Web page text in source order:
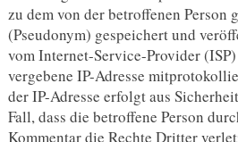
zu dem von der betroffenen Person
(Pseudonym) gespeichert und
vom Internet-Service-Provider
vergebene IP-Adresse
der IP-Adresse erfolgt aus
Fall, dass die betroffene Person
Kommentar die Rechte Dritter